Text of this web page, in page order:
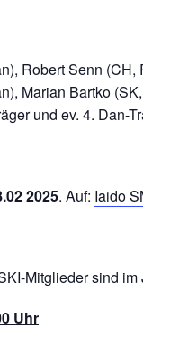
Robert Senn (CH,
Marian Bartko (SK, 6.
und ev. 4. Dan-
2025. Auf: Iaido SM
Mitglieder sind im
Uhr